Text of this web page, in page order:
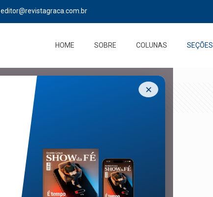
editor@revistagraca.com.br
HOME SOBRE COLUNAS SEÇÕES
✕